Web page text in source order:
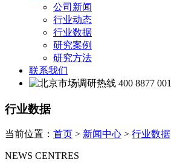
公司新闻
行业动态
行业数据
研究案例
研究方法
联系我们
400 8877 001
行业数据
当前位置： 首页 > 新闻中心 > 行业数据
NEWS CENTRES